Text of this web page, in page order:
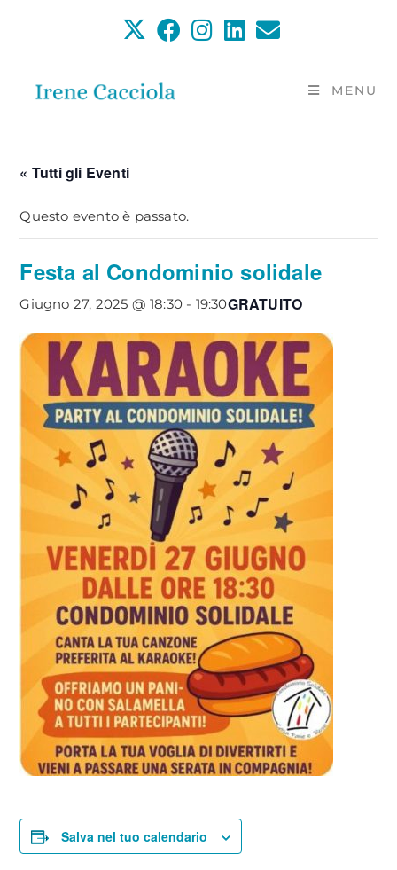
MENU
« Tutti gli Eventi
Questo evento è passato.
Festa al Condominio solidale
Giugno 27, 2025 @ 18:30 - 19:30GRATUITO
Salva nel tuo calendario